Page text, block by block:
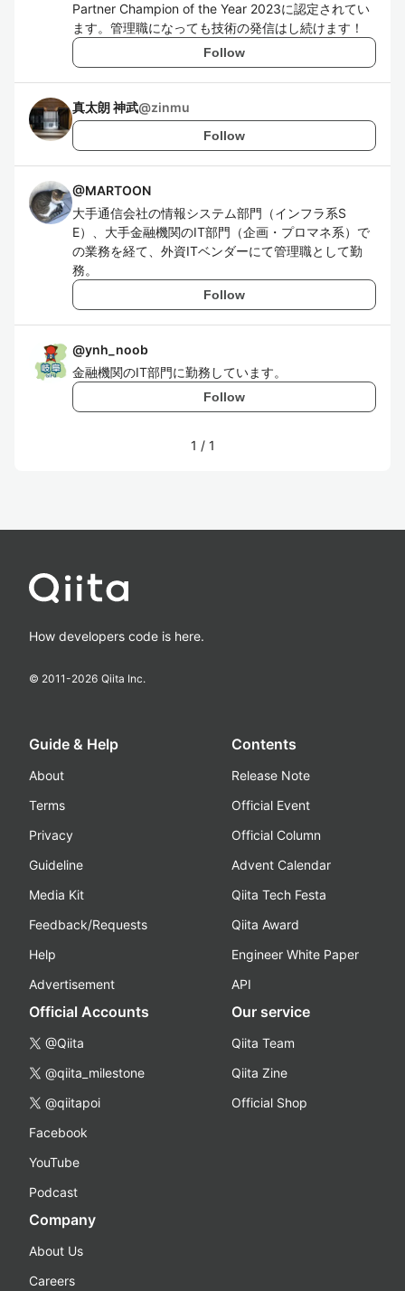
Partner Champion of the Year 2023に認定されてい
ます。管理職になっても技術の発信はし続けます！
Follow
真太朗 神武@zinmu
Follow
@MARTOON
大手通信会社の情報システム部門（インフラ系S
E）、大手金融機関のIT部門（企画・プロマネ系）で
の業務を経て、外資ITベンダーにて管理職として勤
務。
Follow
@ynh_noob
金融機関のIT部門に勤務しています。
Follow
1 / 1
How developers code is here.
© 2011-2026 Qiita Inc.
Guide & Help
About
Terms
Privacy
Guideline
Media Kit
Feedback/Requests
Help
Advertisement
Contents
Release Note
Official Event
Official Column
Advent Calendar
Qiita Tech Festa
Qiita Award
Engineer White Paper
API
Official Accounts
@Qiita
@qiita_milestone
@qiitapoi
Facebook
YouTube
Podcast
Our service
Qiita Team
Qiita Zine
Official Shop
Company
About Us
Careers